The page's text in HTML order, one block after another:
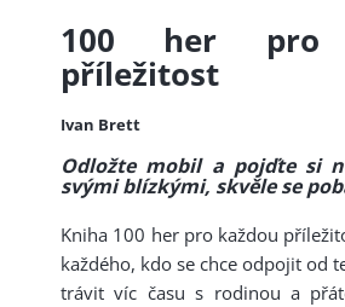
100 her pro
příležitost
Ivan Brett
Odložte mobil a pojďte si
svými blízkými, skvěle se
Kniha 100 her pro každou
každého, kdo se chce odpojit od
trávit víc času s rodinou a